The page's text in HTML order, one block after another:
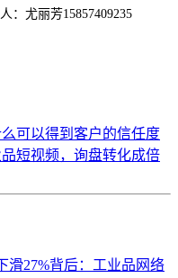
：尤丽芳15857409235
可以得到客户的信任度
短视频，询盘转化成倍
滑27%背后：工业品网络